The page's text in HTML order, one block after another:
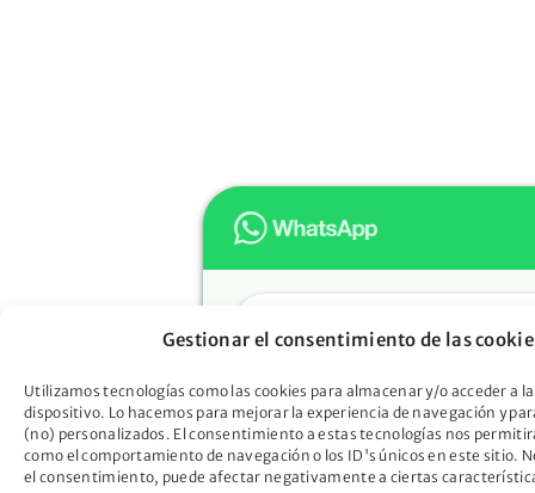
Gestionar el consentimiento de las
Utilizamos tecnologías como las cookies para almacenar y/o acceder a
dispositivo. Lo hacemos para mejorar la experiencia de navegación y
(no) personalizados. El consentimiento a estas tecnologías nos
como el comportamiento de navegación o los ID's únicos en este sitio.
el consentimiento, puede afectar negativamente a ciertas
Hola
Oportunidad. ¿En qué
ayudarte?
Descubre cómo la Ley de
Oportunidad puede liberarte